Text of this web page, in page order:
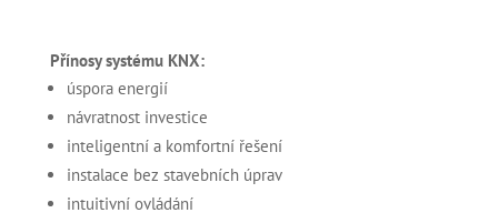
Přínosy systému KNX:
úspora energií
návratnost investice
inteligentní a komfortní řešení
instalace bez stavebních úprav
intuitivní ovládání